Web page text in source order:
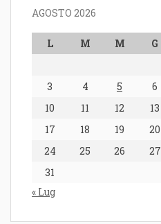
AGOSTO 2026
L M M G
3
4 5 6
10
11 12 13
17
18 19 20
24
25 26 27
31
« Lug